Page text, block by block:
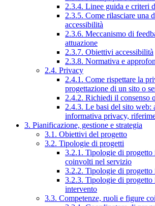
2.3.4. Linee guida e criteri
2.3.5. Come rilasciare una
accessibilità
2.3.6. Meccanismo di
attuazione
2.3.7. Obiettivi accessibilità
2.3.8. Normativa e
2.4. Privacy
2.4.1. Come rispettare la
progettazione di un sito o
2.4.2. Richiedi il consenso
2.4.3. Le basi del sito web:
informativa privacy,
3. Pianificazione, gestione e strategia
3.1. Obiettivi del progetto
3.2. Tipologie di progetti
3.2.1. Tipologie di progetto
coinvolti nel servizio
3.2.2. Tipologie di progetto
3.2.3. Tipologie di progetto
intervento
3.3. Competenze, ruoli e figure